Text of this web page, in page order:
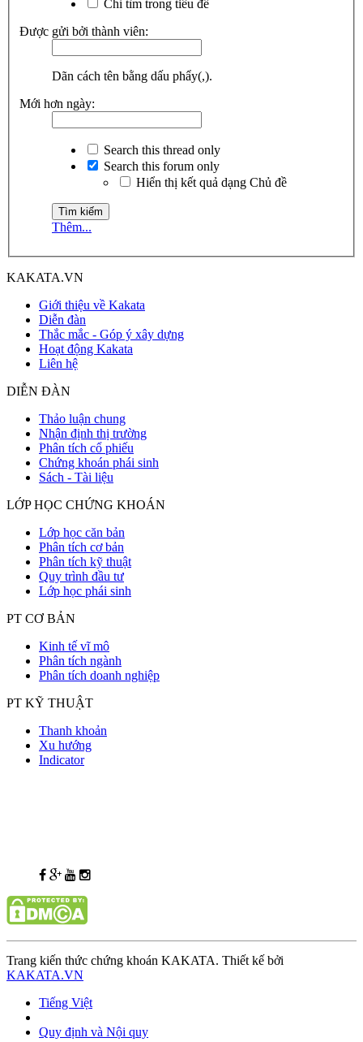
Chỉ tìm trong tiêu đề
Được gửi bởi thành viên:
Dãn cách tên bằng dấu phẩy(,).
Mới hơn ngày:
Search this thread only
Search this forum only
Hiển thị kết quả dạng Chủ đề
Thêm...
KAKATA.VN
Giới thiệu về Kakata
Diễn đàn
Thắc mắc - Góp ý xây dựng
Hoạt động Kakata
Liên hệ
DIỄN ĐÀN
Thảo luận chung
Nhận định thị trường
Phân tích cổ phiếu
Chứng khoán phái sinh
Sách - Tài liệu
LỚP HỌC CHỨNG KHOÁN
Lớp học căn bản
Phân tích cơ bản
Phân tích kỹ thuật
Quy trình đầu tư
Lớp học phái sinh
PT CƠ BẢN
Kinh tế vĩ mô
Phân tích ngành
Phân tích doanh nghiệp
PT KỸ THUẬT
Thanh khoản
Xu hướng
Indicator
Trang kiến thức chứng khoán KAKATA. Thiết kế bởi
KAKATA.VN
Tiếng Việt
Quy định và Nội quy